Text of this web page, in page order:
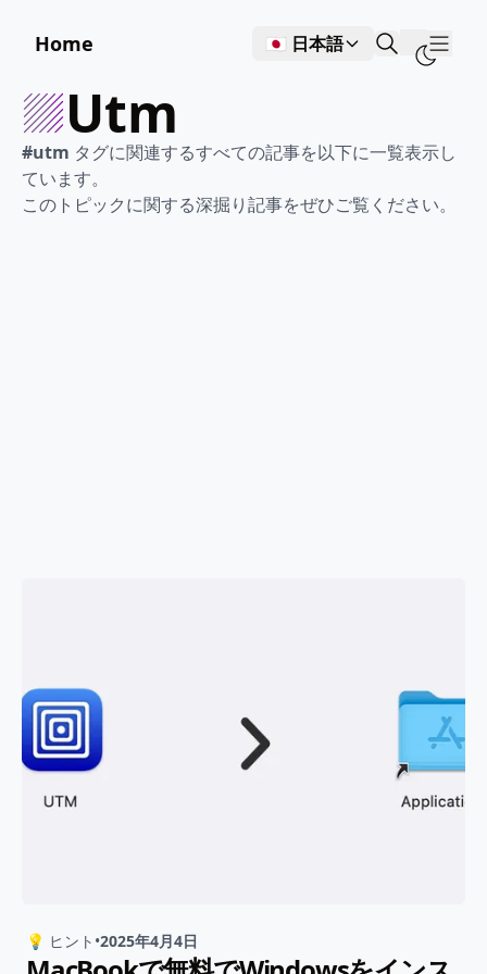
Home
🇯🇵 日本語
utm
#utm タグに関連するすべての記事を以下に一覧表示し
ています。
このトピックに関する深掘り記事をぜひご覧ください。
💡 ヒント •2025年4月4日